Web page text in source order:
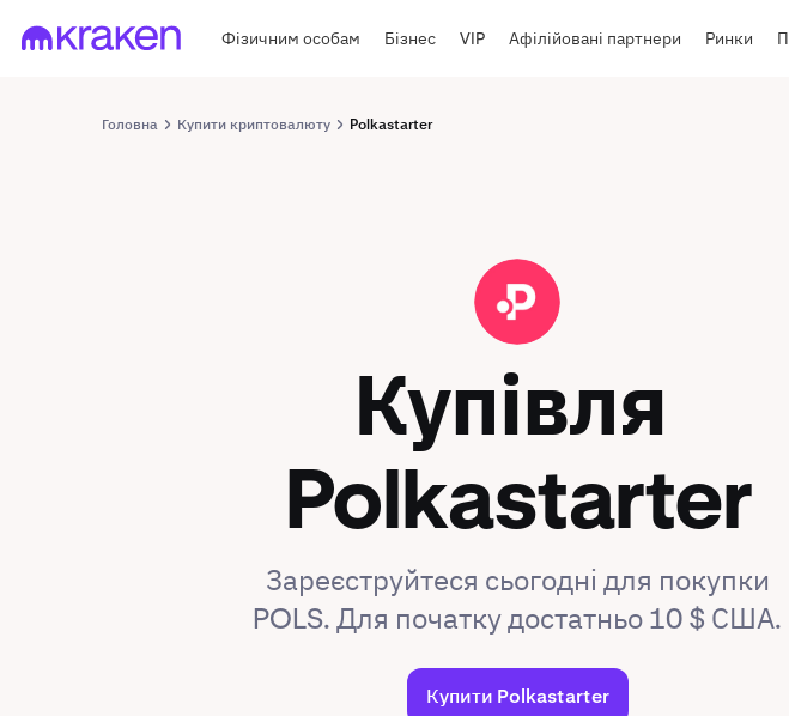
Фізичним особам Бізнес VIP Афілійовані партнери Ринки
Головна Купити криптовалюту Polkastarter
POLS
Купівля
Polkastarter
Зареєструйтеся сьогодні для покупки
POLS. Для початку достатньо 10 $ США.
Купити Polkastarter